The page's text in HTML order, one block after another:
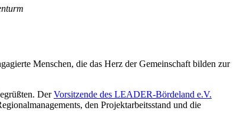
Menschen, die das Herz der Gemeinschaft bilden zur
DerVorsitzende des LEADER-Bördeland e.V.
den Projektarbeitsstand und die